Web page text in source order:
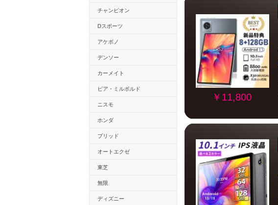
チャンピオン
Dスポーツ
アケボノ
デンソー
カーメイト
ピア・ミルボルド
ニスモ
ホンダ
ブリッド
オートエクゼ
東芝
無限
ディズニー
￥11,800